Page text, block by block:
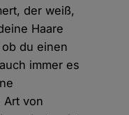
der weiß,
Haare
du einen
immer es
Art von